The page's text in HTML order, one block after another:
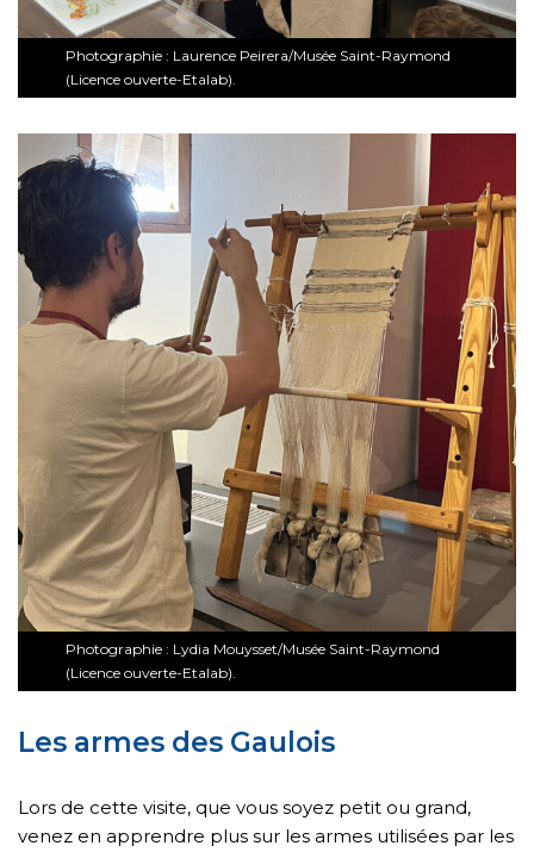
Photographie : Laurence Peirera/Musée Saint-Raymond
(Licence ouverte-Etalab).
Photographie : Lydia Mouysset/Musée Saint-Raymond
(Licence ouverte-Etalab).
Les armes des Gaulois
Lors de cette visite, que vous soyez petit ou grand,
venez en apprendre plus sur les armes utilisées par les